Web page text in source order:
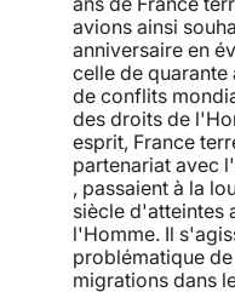
avions ainsi
anniversaire en
celle de quarante
de conflits
des droits de
esprit, France
partenariat avec
, passaient à la
siècle d'atteintes
l'Homme. Il
problématique
migrations dans